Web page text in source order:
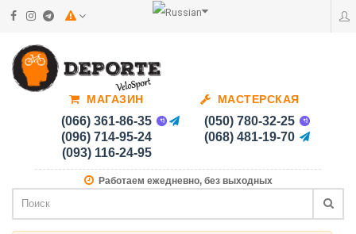
МАГАЗИН
(066) 361-86-35
(096) 714-95-24
(093) 116-24-95
МАСТЕРСКАЯ
(050) 780-32-25
(068) 481-19-70
Работаем ежедневно, без выходных